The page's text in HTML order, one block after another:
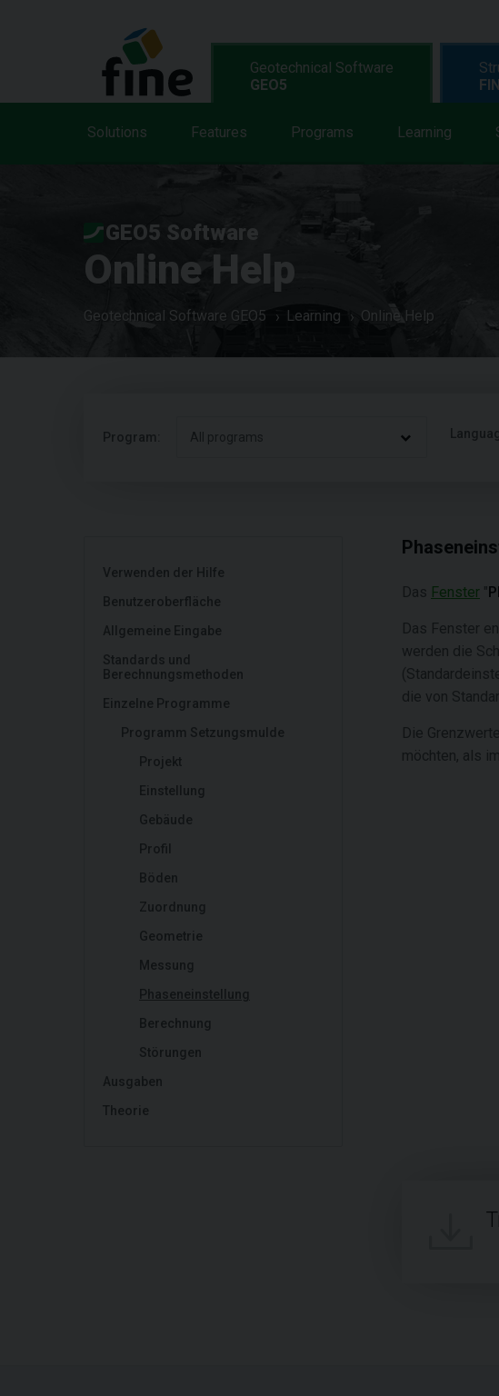
Geotechnical Software
GEO5
Solutions Features Programs Learning
GEO5 Software
Online Help
Geotechnical Software GEO5 Learning Online Help
Program: All programs
Verwenden der Hilfe
Benutzeroberfläche
Allgemeine Eingabe
Standards und
Berechnungsmethoden
Einzelne Programme
Programm Setzungsmulde
Projekt
Einstellung
Gebäude
Profil
Böden
Zuordnung
Geometrie
Messung
Phaseneinstellung
Berechnung
Störungen
Ausgaben
Theorie
Das Fenster "
Das Fenster
werden die
die von
Die
möchten, als